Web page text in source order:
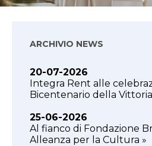
ARCHIVIO NEWS
20-07-2026
Integra Rent alle
Bicentenario della
25-06-2026
Al fianco di Fondazione
Alleanza per la Cultura »